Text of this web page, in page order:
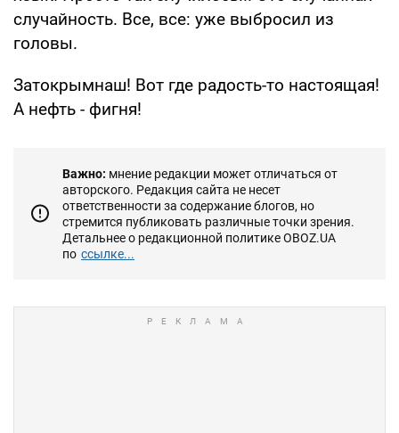
случайность. Все, все: уже выбросил из
головы.
Затокрымнаш! Вот где радость-то настоящая!
А нефть - фигня!
Важно: мнение редакции может отличаться от
авторского. Редакция сайта не несет
ответственности за содержание блогов, но
стремится публиковать различные точки зрения.
Детальнее о редакционной политике OBOZ.UA
по ссылке...